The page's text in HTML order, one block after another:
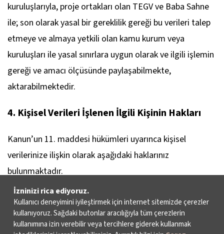
kuruluşlarıyla, proje ortakları olan TEGV ve Baba Sahne
ile; son olarak yasal bir gereklilik gereği bu verileri talep
etmeye ve almaya yetkili olan kamu kurum veya
kuruluşları ile yasal sınırlara uygun olarak ve ilgili işlemin
gereği ve amacı ölçüsünde paylaşabilmekte,
aktarabilmektedir.
4. Kişisel Verileri İşlenen İlgili Kişinin Hakları
Kanun’un 11. maddesi hükümleri uyarınca kişisel
verilerinize ilişkin olarak aşağıdaki haklarınız
bulunmaktadır.
Kişisel verilerinizin işlenip işlenmediğini
öğrenme,
İzninizi rica ediyoruz.
Kullanıcı deneyimini iyileştirmek için internet sitemizde çerezler
kullanıyoruz. Sağdaki butonlar aracılığıyla tüm çerezlerin
kullanımına izin verebilir veya tercihlere giderek kullanmak